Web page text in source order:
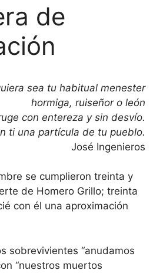
de
sea tu habitual menester
hormiga, ruiseñor o león
con entereza y sin desvío.
ti una partícula de tu pueblo.
José Ingenieros
se cumplieron treinta y
de Homero Grillo; treinta
con él una aproximación
sobrevivientes “anudamos
“nuestros muertos